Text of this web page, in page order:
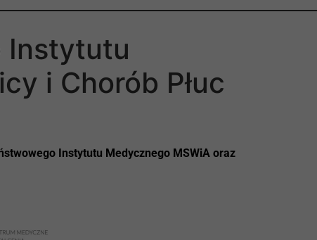
Instytutu
i Chorób Płuc
Instytutu Medycznego MSWiA oraz